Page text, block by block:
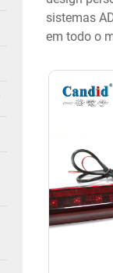
sistemas
em todo o